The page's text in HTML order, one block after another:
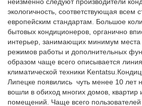
экологичность, соответствующая всем
европейским стандартам. Большое
бытовых кондиционеров, органично
интерьер, занимающих минимум
режимов работы и дополнительных
образом чаще всего описывается
климатической техники
Липецке появились чуть менее 10 лет
вошли в обиход многих домов,
помещений. Чаще всего